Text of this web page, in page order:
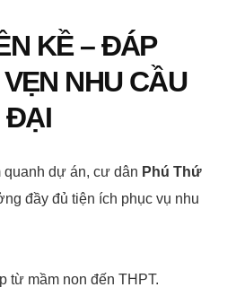
KỀ – ĐÁP
NHU CẦU
ĐẠI
quanh dự án, cư dân Phú Thứ
đầy đủ tiện ích phục vụ nhu
từ mầm non đến THPT.